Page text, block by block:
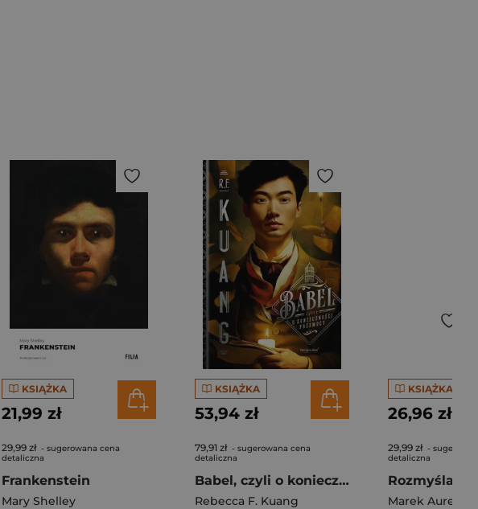
KSIĄŻKA
21,99 zł
29,99 zł - sugerowana cena
detaliczna
Frankenstein
Mary Shelley
KSIĄŻKA
53,94 zł
79,91 zł - sugerowana cena
detaliczna
Babel, czyli o konieczności przemocy
Rebecca F. Kuang
KSIĄŻKA
26,96 zł
29,99 zł -
detaliczna
Rozmyślania
Marek